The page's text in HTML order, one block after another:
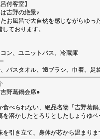
付客室】
吉野の絶景♪
お風呂で大自然を感じながらゆっ
ております。
ン、ユニットバス、冷蔵庫
バスタオル、歯ブラシ、巾着、足
野葛鍋会席●
食べられない、絶品名物「吉野葛鍋
を溶かしたとろりとしたしょうゆ
を引き立て、身体が芯から温まりま